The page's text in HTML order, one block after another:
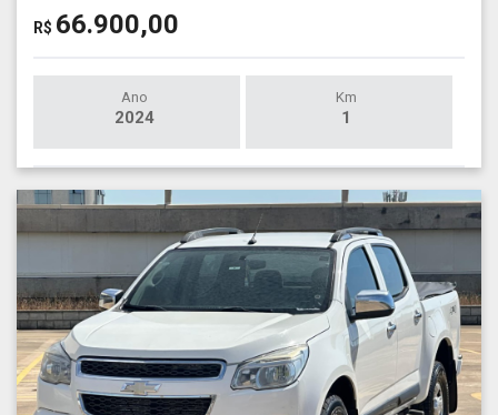
R$ 66.900,00
Ano
2024
Km
1